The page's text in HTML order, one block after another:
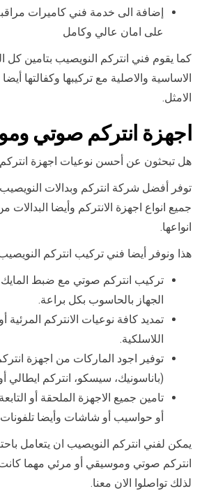
إضافة الى خدمة فني كاميرات
على امان عالي وكامل
كما يقوم فني انتركم النويصيب بتامين كل
الاساسية والاصلية مع تركيبها وكفالتها
الامثل.
اجهزة انتركم صوتي
هل تبحثون عن أحسن نوعيات اجهزة
توفر أفضل شركة انتركم وبدالات النويصيب
جميع انواع اجهزة الانتركم وأيضا البدالات
انواعها.
هذا ونوفر أيضا فني تركيب انتركم
تركيب انتركم صوتي مع ضبط
الجهاز بالحاسوب بكل براعة.
تمديد كافة نوعيات الانتركم المرئية
اللاسلكية.
توفير اجود الماركات من اجهزة
(باناسونيك، سيسكو، انتركم ايطالي
تامين جميع الاجهزة الملحقة أو
أو حواسيب أو شاشات وأيضا
يمكن لفني انتركم النويصيب ان يتعامل
انتركم صوتي وموسيقي أو مرئي مهما كانت
لذلك تواصلوا الان معنا.